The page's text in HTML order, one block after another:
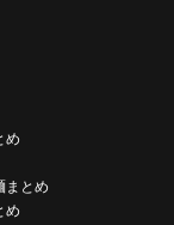
め
まとめ
め